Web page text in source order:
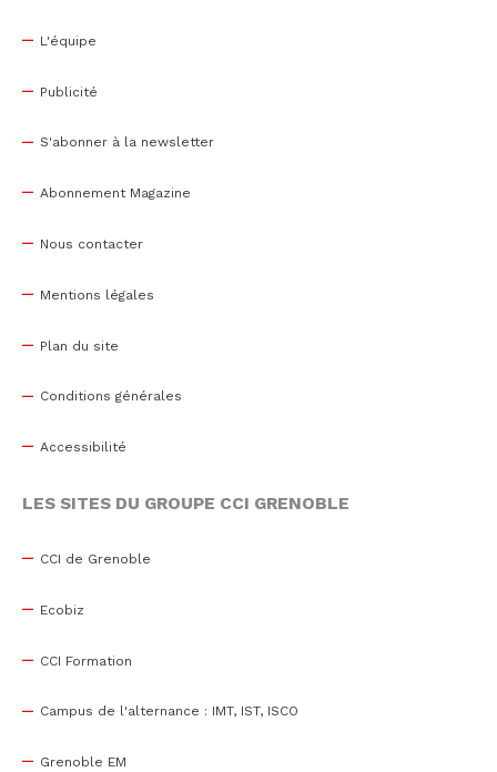
L'équipe
Publicité
S'abonner à la newsletter
Abonnement Magazine
Nous contacter
Mentions légales
Plan du site
Conditions générales
Accessibilité
LES SITES DU GROUPE CCI GRENOBLE
CCI de Grenoble
Ecobiz
CCI Formation
Campus de l'alternance : IMT, IST, ISCO
Grenoble EM